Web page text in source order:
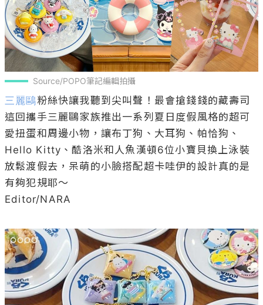
Source/POPO筆記編輯拍攝
三麗鷗粉絲快讓我聽到尖叫聲！最會搶錢錢的藏壽司
這回攜手三麗鷗家族推出一系列夏日度假風格的超可
愛扭蛋和周邊小物，讓布丁狗、大耳狗、帕恰狗、
Hello Kitty、酷洛米和人魚漢頓6位小寶貝換上泳裝
放鬆渡假去，呆萌的小臉搭配超卡哇伊的設計真的是
有夠犯規耶～
Editor/NARA